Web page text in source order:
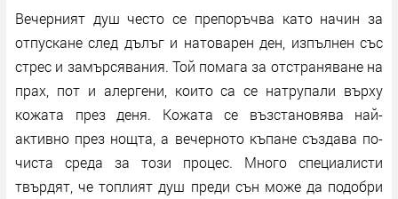
Вечерният душ често се препоръчва като начин за
отпускане след дълъг и натоварен ден, изпълнен със
стрес и замърсявания. Той помага за отстраняване на
прах, пот и алергени, които са се натрупали върху
кожата през деня. Кожата се възстановява най-
активно през нощта, а вечерното къпане създава по-
чиста среда за този процес. Много специалисти
твърдят, че топлият душ преди сън може да подобри